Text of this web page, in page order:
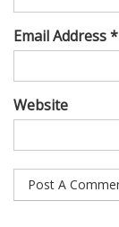
Email Address *
Website